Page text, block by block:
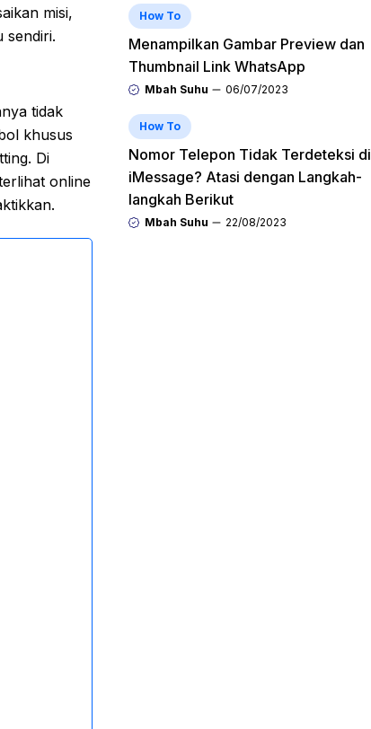
misi,
sendiri.
tidak
khusus
Di
online
How To
Menampilkan Gambar Preview dan
Thumbnail Link WhatsApp
Mbah Suhu 06/07/2023
How To
Nomor Telepon Tidak Terdeteksi di
iMessage? Atasi dengan Langkah-
langkah Berikut
Mbah Suhu 22/08/2023